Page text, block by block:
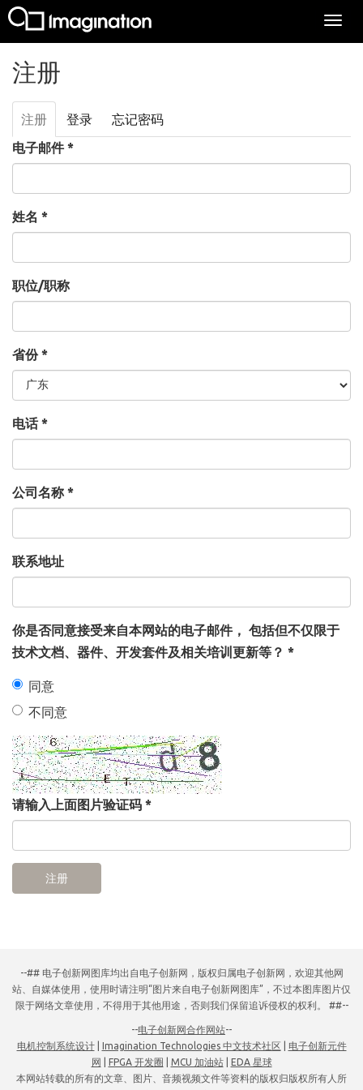
注册
主标签
注册 （活
动标
签）
登录
忘记密码
电子邮件*
姓名 *
职位/职称
省份*
电话*
公司名称 *
联系地址
你是否同意接受来自本网站的电子邮件， 包括但不仅限于
技术文档、器件、开发套件及相关培训更新等？ *
同意
不同意
请输入上面图片验证码 *
注册
--## 电子创新网图库均出自电子创新网，版权归属电子创新网，欢迎其他网
站、自媒体使用，使用时请注明“图片来自电子创新网图库”，不过本图库图片仅
限于网络文章使用，不得用于其他用途，否则我们保留追诉侵权的权利。 ##--
--电子创新网合作网站--
电机控制系统设计| Imagination Technologies 中文技术社区
电子创新元件
网
FPGA 开发圈 MCU 加油站| EDA 星球
本网站转载的所有的文章、图片、音频视频文件等资料的版权归版权所有人所